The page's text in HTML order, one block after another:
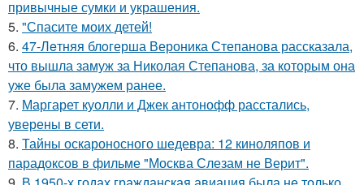
привычные сумки и украшения.
5. "Спасите моих детей!
6. 47-Лeтняя блoгерша Вероника Степанова рассказала,
что вышла замуж за Николая Степанова, за которым она
уже была замужем ранее.
7. Маргарет куолли и Джек антонофф расстались,
уверены в сети.
8. Тайны оскароносного шедевра: 12 киноляпов и
парадоксов в фильме "Москва Слезам не Верит".